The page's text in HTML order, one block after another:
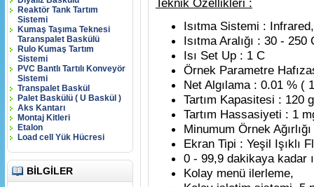
Reaktör Tank Tartım
Sistemi
Kumaş Taşıma Teknesi
Taranspalet Baskülü
Rulo Kumaş Tartım
Sistemi
PVC Bantlı Tartılı Konveyör
Sistemi
Transpalet Baskül
Palet Baskülü ( U Baskül )
Aks Kantarı
Montaj Kitleri
Etalon
Load cell Yük Hücresi
BILGILER
Teknik Özellikleri :
Isıtma Sistemi : Infrared,
Isıtma Aralığı : 30 - 250
Isı Set Up : 1 C
Örnek Parametre
Net Algılama : 0.01 % (
Tartım Kapasitesi : 120
Tartım Hassasiyeti : 1
Minumum Örnek
Ekran Tipi : Yeşil Işıklı
0 - 99,9 dakikaya kadar
Kolay menü ilerleme,